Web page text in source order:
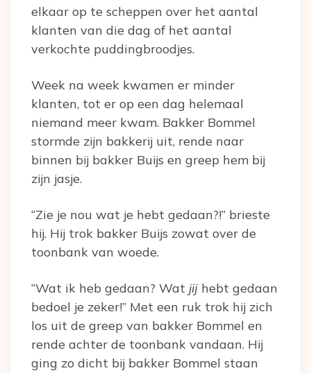
elkaar op te scheppen over het aantal
klanten van die dag of het aantal
verkochte puddingbroodjes.
Week na week kwamen er minder
klanten, tot er op een dag helemaal
niemand meer kwam. Bakker Bommel
stormde zijn bakkerij uit, rende naar
binnen bij bakker Buijs en greep hem bij
zijn jasje.
“Zie je nou wat je hebt gedaan?!” brieste
hij. Hij trok bakker Buijs zowat over de
toonbank van woede.
“Wat ik heb gedaan? Wat jij hebt gedaan
bedoel je zeker!” Met een ruk trok hij zich
los uit de greep van bakker Bommel en
rende achter de toonbank vandaan. Hij
ging zo dicht bij bakker Bommel staan